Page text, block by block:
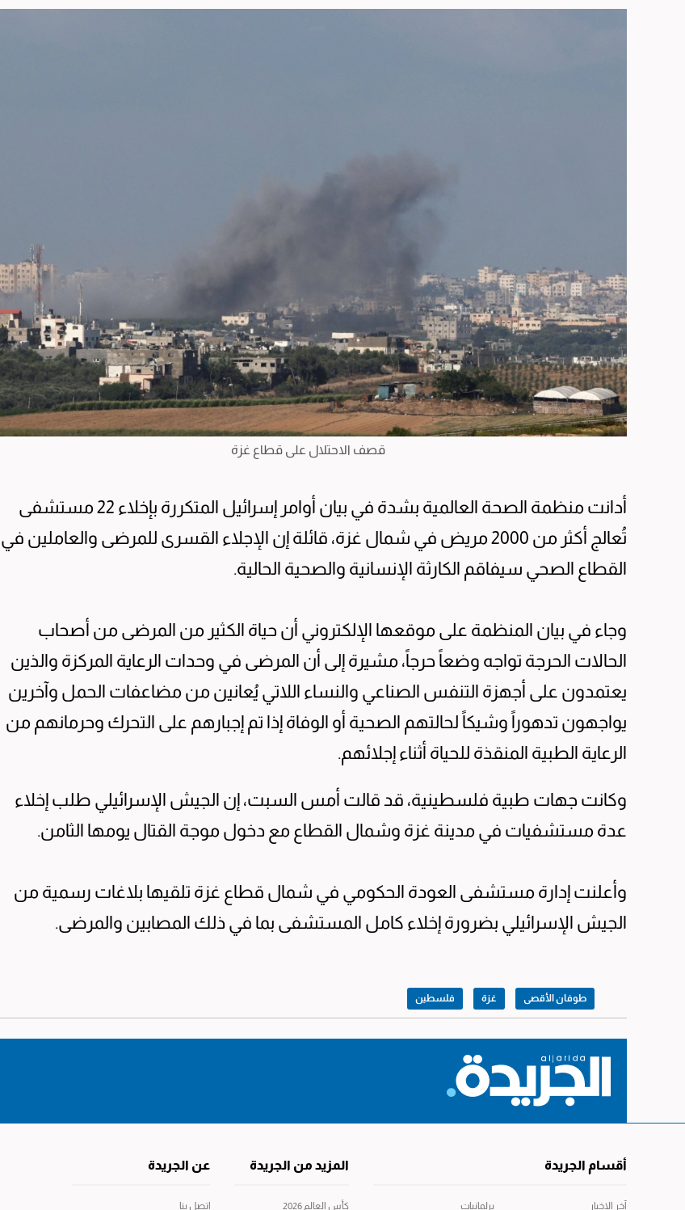
قصف الاحتلال على قطاع غزة
أدانت منظمة الصحة العالمية بشدة في بيان أوامر إسرائيل المتكررة بإخلاء 22 مستشفى
تُعالج أكثر من 2000 مريض في شمال غزة، قائلة إن الإجلاء القسرى للمرضى والعاملين في
القطاع الصحي سيفاقم الكارثة الإنسانية والصحية الحالية.
وجاء في بيان المنظمة على موقعها الإلكتروني أن حياة الكثير من المرضى من أصحاب
الحالات الحرجة تواجه وضعاً حرجاً، مشيرة إلى أن المرضى في وحدات الرعاية المركزة والذين
يعتمدون على أجهزة التنفس الصناعي والنساء اللاتي يُعانين من مضاعفات الحمل وآخرين
يواجهون تدهوراً وشيكاً لحالتهم الصحية أو الوفاة إذا تم إجبارهم على التحرك وحرمانهم من
الرعاية الطبية المنقذة للحياة أثناء إجلائهم.
وكانت جهات طبية فلسطينية، قد قالت أمس السبت، إن الجيش الإسرائيلي طلب إخلاء
عدة مستشفيات في مدينة غزة وشمال القطاع مع دخول موجة القتال يومها الثامن.
وأعلنت إدارة مستشفى العودة الحكومي في شمال قطاع غزة تلقيها بلاغات رسمية من
الجيش الإسرائيلي بضرورة إخلاء كامل المستشفى بما في ذلك المصابين والمرضى.
طوفان الأقصى غزة فلسطين
أقسام الجريدة
آخر الاخبار برلمانيات
المزيد من الجريدة
كأس العالم 2026
عن الجريدة
إتصل بنا